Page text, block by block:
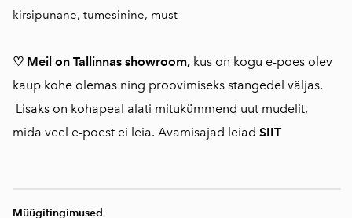
kirsipunane, tumesinine, must
♡ Meil on Tallinnas showroom, kus on kogu e-poes olev
kaup kohe olemas ning proovimiseks stangedel väljas.
Lisaks on kohapeal alati mitukümmend uut mudelit,
mida veel e-poest ei leia. Avamisajad leiad SIIT
Müügitingimused